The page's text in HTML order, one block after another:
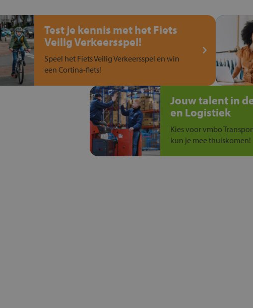
Test je kennis met het Fiets
Veilig Verkeersspel!
Speel het Fiets Veilig Verkeersspel en win
een Cortina-fiets!
Jouw talent in
en Logistiek
Kies voor vmbo
kun je mee thuiskomen!